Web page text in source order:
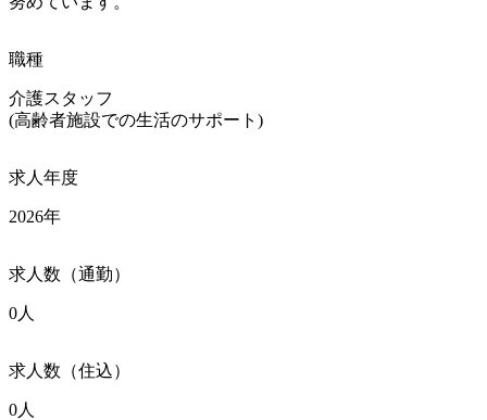
職種
介護スタッフ
(高齢者施設での生活のサポート)
求人年度
2026年
求人数（通勤）
0人
求人数（住込）
0人